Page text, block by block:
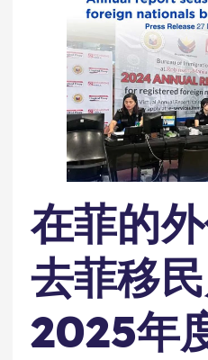
在菲的
去菲移
2025年